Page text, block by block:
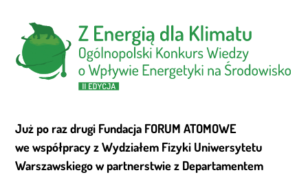
Już po raz drugi Fundacja FORUM ATOMOWE
we współpracy z Wydziałem Fizyki Uniwersytetu
Warszawskiego w partnerstwie z Departamentem